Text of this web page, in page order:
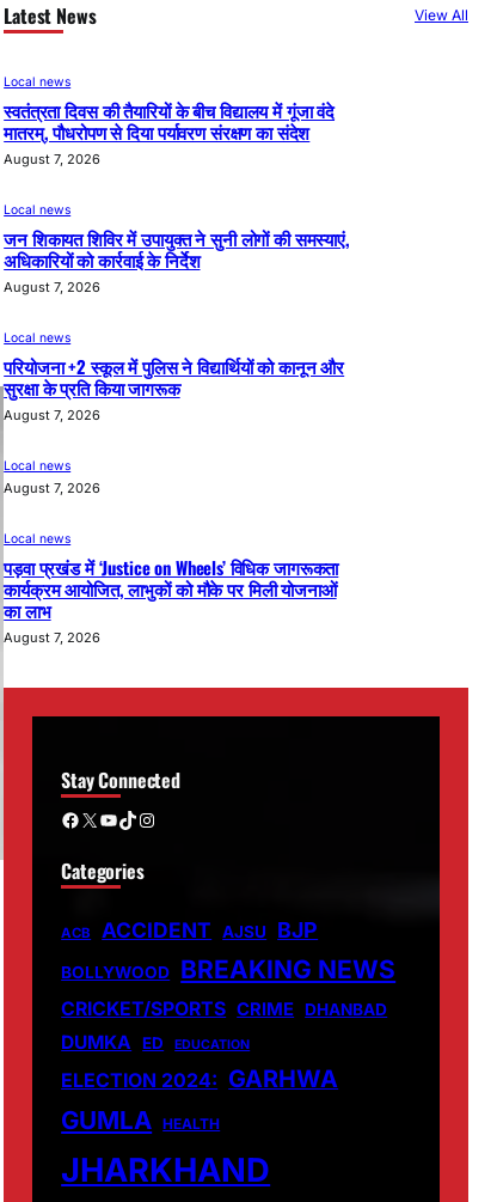
Latest News View All
Local news
स्वतंत्रता दिवस की तैयारियों के बीच विद्यालय में गूंजा वंदे
मातरम्, पौधरोपण से दिया पर्यावरण संरक्षण का संदेश
August 7, 2026
Local news
जन शिकायत शिविर में उपायुक्त ने सुनी लोगों की समस्याएं,
अधिकारियों को कार्रवाई के निर्देश
August 7, 2026
Local news
परियोजना +2 स्कूल में पुलिस ने विद्यार्थियों को कानून और
सुरक्षा के प्रति किया जागरूक
August 7, 2026
Local news
August 7, 2026
Local news
पड़वा प्रखंड में ‘Justice on Wheels’ विधिक जागरूकता
कार्यक्रम आयोजित, लाभुकों को मौके पर मिली योजनाओं
का लाभ
August 7, 2026
Stay Connected
Facebook X YouTube TikTok Instagram
Categories
ACB ACCIDENT AJSU BJP
BOLLYWOOD BREAKING NEWS
CRICKET/SPORTS CRIME DHANBAD
DUMKA ED EDUCATION
ELECTION 2024: GARHWA
GUMLA HEALTH
JHARKHAND